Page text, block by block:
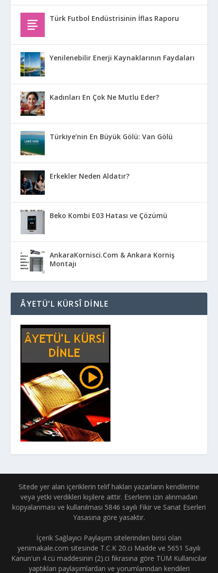
Türk Futbol Endüstrisinin İflas Raporu
Yenilenebilir Enerji Kaynaklarının Faydaları
Kadınları En Çok Ne Mutlu Eder?
Türkiye’nin En Büyük Gölü: Van Gölü
Erkekler Neden Aldatır?
Beko Kombi E03 Hatası ve Çözümü
AnkaraKornisci.Com & Ankara Korniş
Montajı
ÂYETÜ’L KÜRSÎ DINLE
Sitede yer alan içeriklerin telif hakları yazarların kendilerine
veya yetki verdikleri kişilere aittir. Eserlerin izin alınmadan
kopyalanması ve kullanılması 5846 sayılı Fikir ve Sanat Eserleri
Yasasına göre yasaktır.
İçerik Sağlayıcı Paylaşım sitelerinden birisi olan
yenimakale.com sitesinde T.C.K 20.ci Madde ve 5651 Sayılı
Kanun'un 4.cü maddesinin (2).ci fıkrasına göre TÜM Kullanıcılar
yaptıkları paylaşımlardan ve yorumlarından kendileri